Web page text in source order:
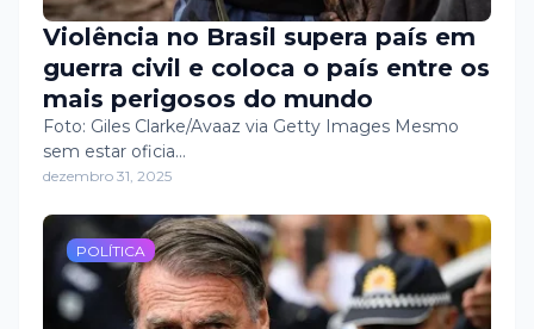
Violência no Brasil supera país em
guerra civil e coloca o país entre os
mais perigosos do mundo
Foto: Giles Clarke/Avaaz via Getty Images Mesmo
sem estar oficia…
dezembro 31, 2025
POLÍTICA